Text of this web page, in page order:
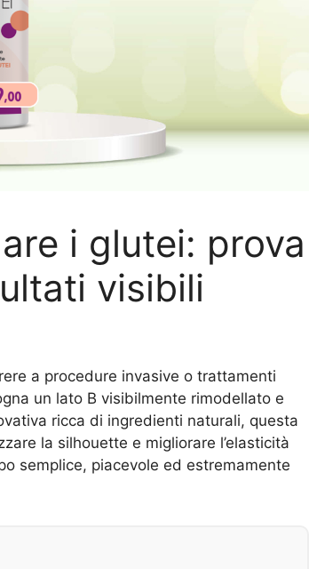
i glutei: prova
visibili
a procedure invasive o trattamenti
un lato B visibilmente rimodellato e
ricca di ingredienti naturali, questa
la silhouette e migliorare l’elasticità
semplice, piacevole ed estremamente